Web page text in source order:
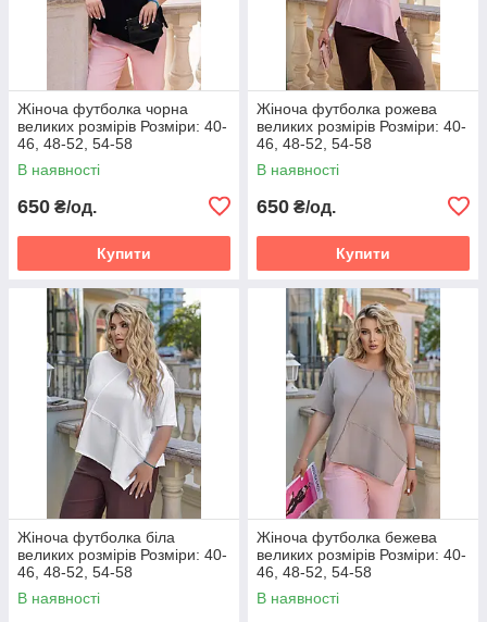
Жіноча футболка чорна
великих розмірів Розміри: 40-
46, 48-52, 54-58
В наявності
650 ₴/од.
Купити
Жіноча футболка рожева
великих розмірів Розміри: 40-
46, 48-52, 54-58
В наявності
650 ₴/од.
Купити
Жіноча футболка біла
великих розмірів Розміри: 40-
46, 48-52, 54-58
В наявності
Жіноча футболка бежева
великих розмірів Розміри: 40-
46, 48-52, 54-58
В наявності